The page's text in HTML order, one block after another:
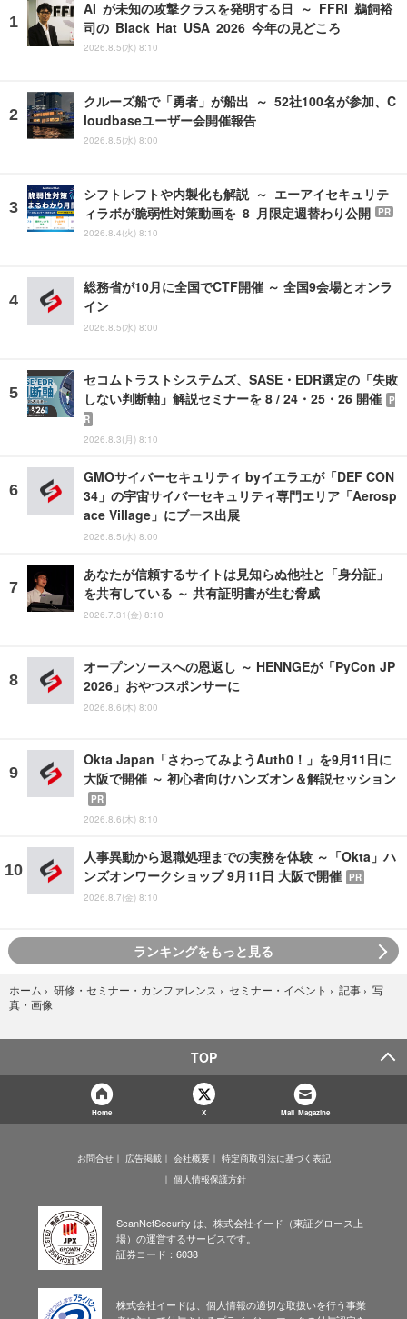
AI が未知の攻撃クラスを発明する日 ～ FFRI 鵜飼裕
司の Black Hat USA 2026 今年の見どころ
2026.8.5(水) 8:10
クルーズ船で「勇者」が船出 ～ 52社100名が参加、C
loudbaseユーザー会開催報告
2026.8.5(水) 8:00
シフトレフトや内製化も解説 ～ エーアイセキュリテ
ィラボが脆弱性対策動画を 8 月限定週替わり公開
PR
2026.8.4(火) 8:10
総務省が10月に全国でCTF開催 ～ 全国9会場とオンラ
イン
2026.8.5(水) 8:00
セコムトラストシステムズ、SASE・EDR選定の「失敗
しない判断軸」解説セミナーを 8 / 24・25・26 開催 P
R
2026.8.3(月) 8:10
GMOサイバーセキュリティ byイエラエが「DEF CON
34」の宇宙サイバーセキュリティ専門エリア「Aerosp
ace Village」にブース出展
2026.8.5(水) 8:00
あなたが信頼するサイトは見知らぬ他社と「身分証」
を共有している ～ 共有証明書が生む脅威
2026.7.31(金) 8:10
オープンソースへの恩返し ～ HENNGEが「PyCon JP
2026」おやつスポンサーに
2026.8.6(木) 8:00
Okta Japan「さわってみようAuth0！」を9月11日に
大阪で開催 ～ 初心者向けハンズオン＆解説セッション
PR
2026.8.6(木) 8:10
人事異動から退職処理までの実務を体験 ～「Okta」ハ
ンズオンワークショップ 9月11日 大阪で開催 PR
2026.8.7(金) 8:10
ランキングをもっと見る
ホーム › 研修・セミナー・カンファレンス › セミナー・イベント › 記事 › 写
真・画像
TOP
Home X Mail Magazine
お問合せ 広告掲載 会社概要
特定商取引法に基づく表記
個人情報保護方針
ScanNetSecurity は、株式会社イード（東証グロース上
場）の運営するサービスです。
証券コード：6038
株式会社イードは、個人情報の適切な取扱いを行う事業